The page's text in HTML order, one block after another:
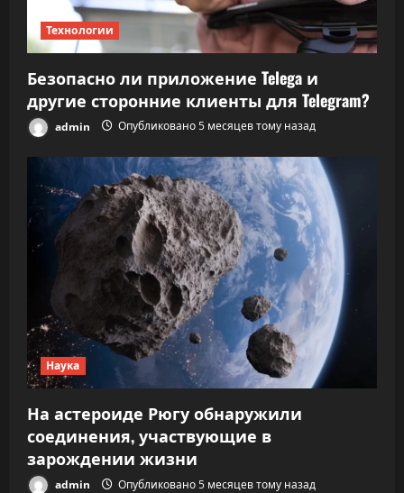
Технологии
Безопасно ли приложение Telega и
другие сторонние клиенты для Telegram?
admin Опубликовано 5 месяцев тому назад
Наука
На астероиде Рюгу обнаружили
соединения, участвующие в
зарождении жизни
admin Опубликовано 5 месяцев тому назад